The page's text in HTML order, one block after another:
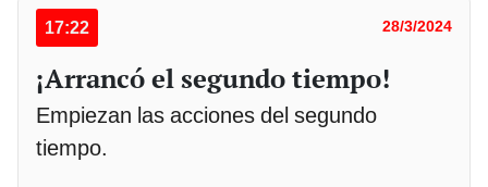
17:22 28/3/2024
¡Arrancó el segundo tiempo!
Empiezan las acciones del segundo
tiempo.